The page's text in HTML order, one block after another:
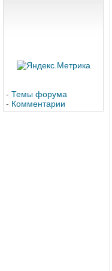
- Темы форума
- Комментарии